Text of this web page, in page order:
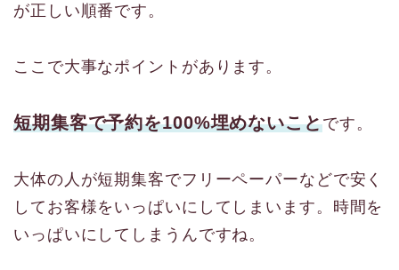
が正しい順番です。
ここで大事なポイントがあります。
短期集客で予約を100%埋めないことです。
大体の人が短期集客でフリーペーパーなどで安く
してお客様をいっぱいにしてしまいます。時間を
いっぱいにしてしまうんですね。